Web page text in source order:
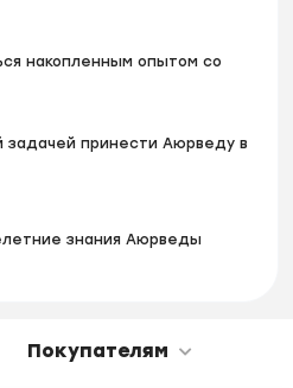
накопленным опытом со
задачей принести Аюрведу в
знания Аюрведы
Покупателям